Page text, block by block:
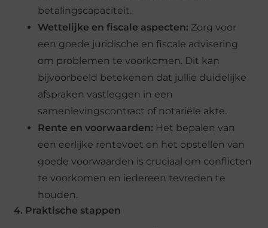
betalingscapaciteit.
Wettelijke en fiscale aspecten: Zorg voor
een goede juridische en fiscale advisering
om problemen te voorkomen. Dit kan
bijvoorbeeld betekenen dat jullie duidelijke
afspraken vastleggen in een
samenlevingscontract of notariële akte.
Rente en voorwaarden: Het bepalen van
een eerlijke rentevoet en het opstellen van
goede voorwaarden is cruciaal om conflicten
te voorkomen en iedereen tevreden te
houden.
4. Praktische stappen